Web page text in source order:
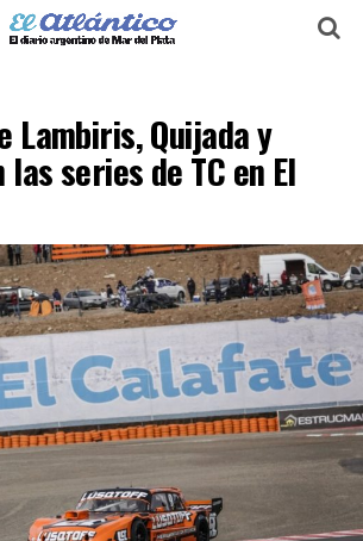
Lambiris, Quijada y
las series de TC en El